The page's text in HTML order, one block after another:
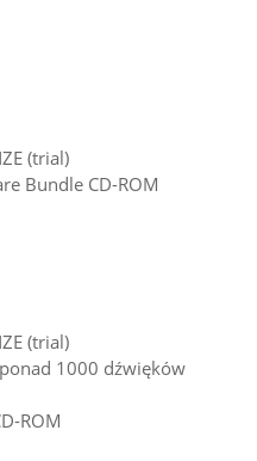
(trial)
Bundle CD-ROM
(trial)
1000 dźwięków
ROM